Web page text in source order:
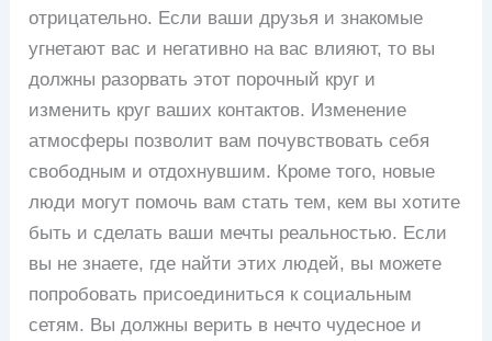
отрицательно. Если ваши друзья и знакомые
угнетают вас и негативно на вас влияют, то вы
должны разорвать этот порочный круг и
изменить круг ваших контактов. Изменение
атмосферы позволит вам почувствовать себя
свободным и отдохнувшим. Кроме того, новые
люди могут помочь вам стать тем, кем вы хотите
быть и сделать ваши мечты реальностью. Если
вы не знаете, где найти этих людей, вы можете
попробовать присоединиться к социальным
сетям. Вы должны верить в нечто чудесное и